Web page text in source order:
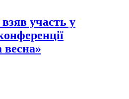
участь у